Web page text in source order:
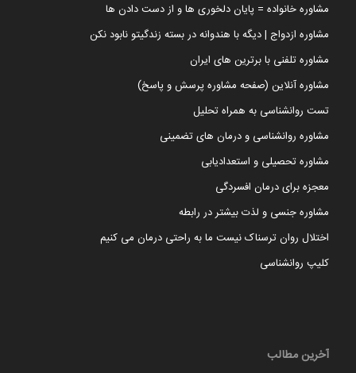
مشاوره خانواده = پایان دلخوری ها و از دست دادن ها
مشاوره ازدواج | دیگه با هندوانه در بسته زندگیتو نابود نکن
مشاوره تلفنی با برترین های ایران
مشاوره آنلاین (صفحه مشاوره پرسش و پاسخ)
تست روانشناسی به همراه تحلیل
مشاوره روانشناسی و درمان های تضمینی
مشاوره تحصیلی و استعدادیابی
معجزه برای درمان افسردگی
مشاوره جنسی و لذت بیشتر در رابطه
اختلال روان ترسناک نیست ما به راحتی درمان می کنیم
کلیپ روانشناسی
آخرین مطالب